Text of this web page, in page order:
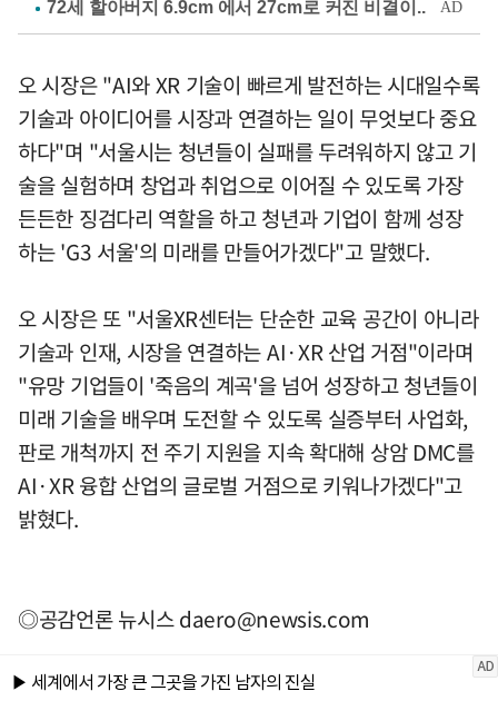
오 시장은 "AI와 XR 기술이 빠르게 발전하는 시대일수록
기술과 아이디어를 시장과 연결하는 일이 무엇보다 중요
하다"며 "서울시는 청년들이 실패를 두려워하지 않고 기
술을 실험하며 창업과 취업으로 이어질 수 있도록 가장
든든한 징검다리 역할을 하고 청년과 기업이 함께 성장
하는 'G3 서울'의 미래를 만들어가겠다"고 말했다.
오 시장은 또 "서울XR센터는 단순한 교육 공간이 아니라
기술과 인재, 시장을 연결하는 AI·XR 산업 거점"이라며
"유망 기업들이 '죽음의 계곡'을 넘어 성장하고 청년들이
미래 기술을 배우며 도전할 수 있도록 실증부터 사업화,
판로 개척까지 전 주기 지원을 지속 확대해 상암 DMC를
AI·XR 융합 산업의 글로벌 거점으로 키워나가겠다"고
밝혔다.
◎공감언론 뉴시스daero@newsis.com